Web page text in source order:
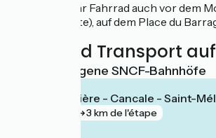
Sie können Ihr Fahrrad auch vor dem
(Grünen Route), auf dem Place du
Züge und Transport
Nächstgelegene SNCF-Bahnhöfe
La Gouesnière - Cancale - Saint-
3 km de l'étape